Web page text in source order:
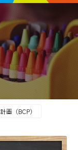
画（BCP）